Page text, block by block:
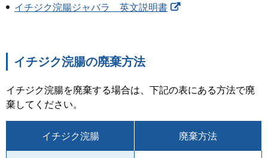
イチジク浣腸ジャバラ 英文説明書
イチジク浣腸の廃棄方法
イチジク浣腸を廃棄する場合は、下記の表にある方法で廃
棄してください。
イチジク浣腸 廃棄方法